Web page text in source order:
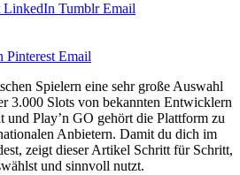
LinkedIn Tumblr Email
Pinterest Email
Spielern eine sehr große Auswahl
3.000 Slots von bekannten Entwicklern
und Play’n GO gehört die Plattform zu
Anbietern. Damit du dich im
zeigt dieser Artikel Schritt für Schritt,
und sinnvoll nutzt.